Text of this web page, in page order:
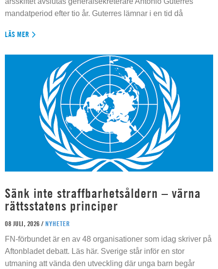
mandatperiod efter tio år. Guterres lämnar i en tid då
LÄS MER
Sänk inte straffbarhetsåldern – värna
rättsstatens principer
08 JULI, 2026 / NYHETER
FN-förbundet är en av 48 organisationer som idag skriver på
Aftonbladet debatt. Läs här. Sverige står inför en stor
utmaning att vända den utveckling där unga barn begår